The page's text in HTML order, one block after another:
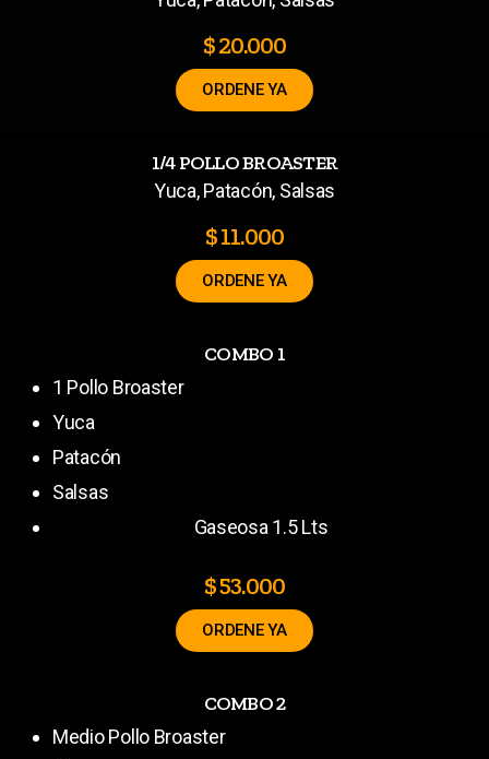
$ 20.000
ORDENE YA
1/4 POLLO BROASTER
Yuca, Patacón, Salsas
$ 11.000
ORDENE YA
COMBO 1
1 Pollo Broaster
Yuca
Patacón
Salsas
Gaseosa 1.5 Lts
$ 53.000
ORDENE YA
COMBO 2
Medio Pollo Broaster